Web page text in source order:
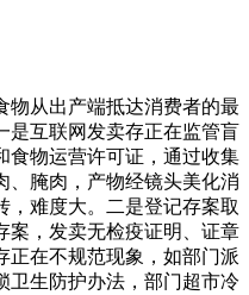
从出产端抵达消费者的最
是互联网发卖存正在监管盲
食物运营许可证，通过收集
、腌肉，产物经镜头美化消
，难度大。二是登记存案取
案，发卖无检疫证明、证章
正在不规范现象，如部门派
卫生防护办法，部门超市冷